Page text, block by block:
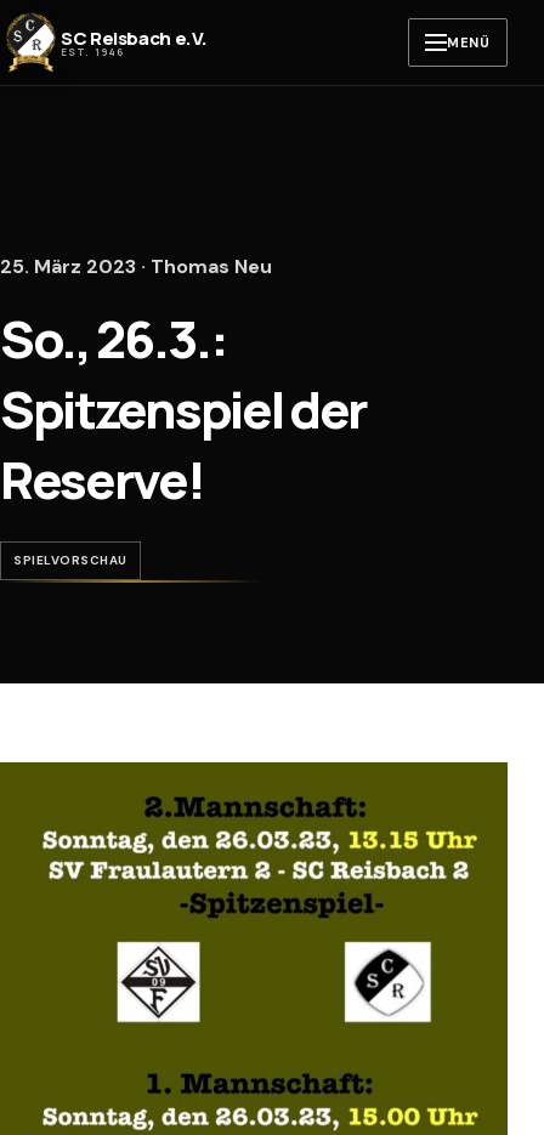
Zum Inhalt springen
SC Reisbach e.V.
EST. 1946 MENÜ
25. März 2023 · Thomas Neu
So., 26.3.:
Spitzenspiel der
Reserve!
SPIELVORSCHAU